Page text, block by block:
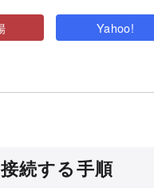
Yahoo!
続する手順